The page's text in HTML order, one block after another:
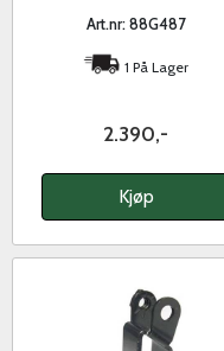
Art.nr: 88G487
1 På Lager
2.390,-
Kjøp